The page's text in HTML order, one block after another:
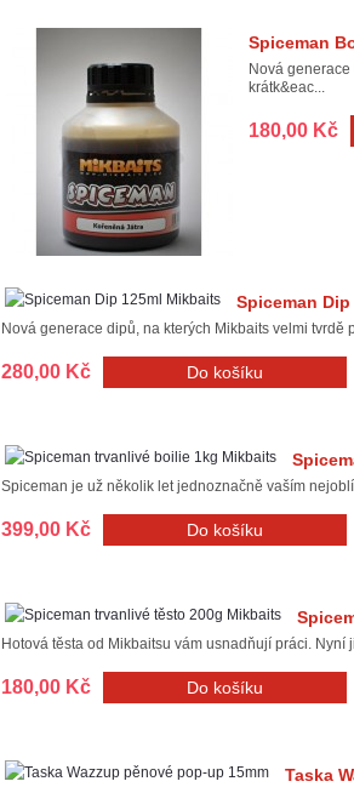
Spiceman
Nová
krátk&eac...
180,00 Kč
Spiceman
Nová generace dipů, na kterých Mikbaits velmi
280,00 Kč
Spiceman je už několik let jednoznačně vaším
399,00 Kč
Hotová těsta od Mikbaitsu vám usnadňují práci.
180,00 Kč
Taska